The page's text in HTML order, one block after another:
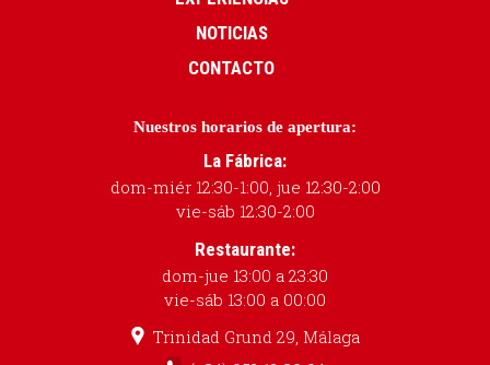
NOTICIAS
CONTACTO
Nuestros horarios de apertura:
La Fábrica:
dom-miér 12:30-1:00, jue 12:30-2:00
vie-sáb 12:30-2:00
Restaurante:
dom-jue 13:00 a 23:30
vie-sáb 13:00 a 00:00
Trinidad Grund 29, Málaga